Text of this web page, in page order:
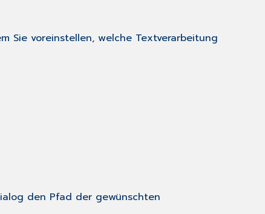
Sie voreinstellen, welche Textverarbeitung
den Pfad der gewünschten